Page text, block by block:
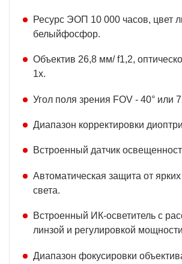
Ресурс ЭОП 10 000 часов, цвет
белыйфосфор.
Объектив 26,8 мм/ f1,2,
1х.
Угол поля зрения FOV - 40° или
Диапазон корректировки
Встроенный датчик
Автоматическая защита от ярких
света.
Встроенный ИК-осветитель с
линзой и регулировкой
Диапазон фокусировки